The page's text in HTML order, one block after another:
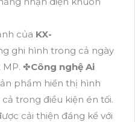
của KX-
ghi hình trong cả ngày
MP. ✤Công nghệ Ai
phẩm hiển thị hình
trong điều kiện én tối.
cải thiện đáng kể với